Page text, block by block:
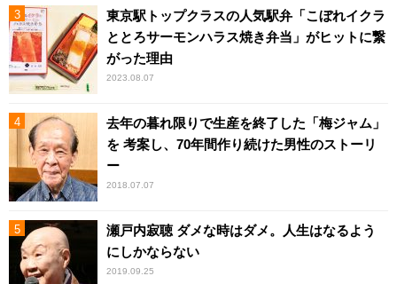
東京駅トップクラスの人気駅弁「こぼれイクラ
ととろサーモンハラス焼き弁当」がヒットに繋
がった理由
2023.08.07
去年の暮れ限りで生産を終了した「梅ジャム」
を 考案し、70年間作り続けた男性のストーリ
ー
2018.07.07
瀬戸内寂聴 ダメな時はダメ。人生はなるよう
にしかならない
2019.09.25